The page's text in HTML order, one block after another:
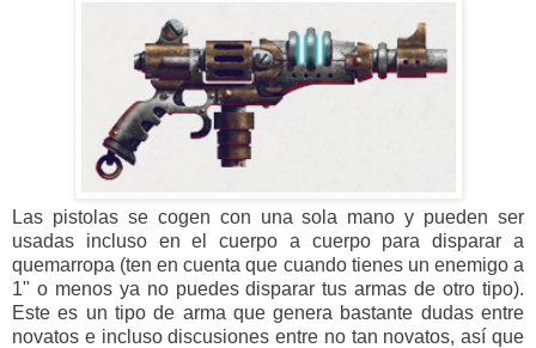
Las pistolas se cogen con una sola mano y pueden ser
usadas incluso en el cuerpo a cuerpo para disparar a
quemarropa (ten en cuenta que cuando tienes un enemigo a
1" o menos ya no puedes disparar tus armas de otro tipo).
Este es un tipo de arma que genera bastante dudas entre
novatos e incluso discusiones entre no tan novatos, así que